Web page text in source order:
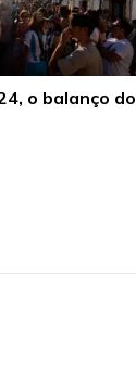
o balanço do